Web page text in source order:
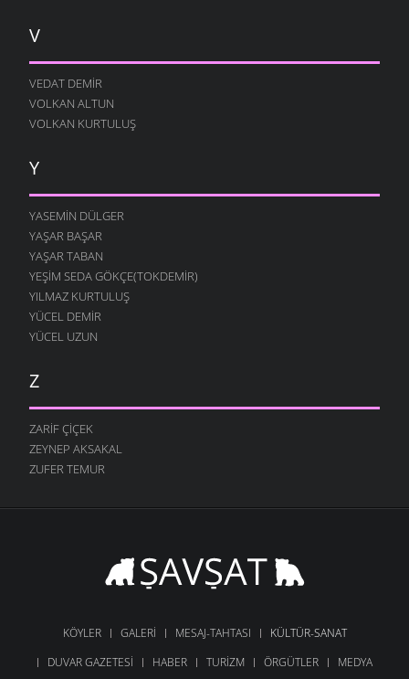
V
VEDAT DEMIR
VOLKAN ALTUN
VOLKAN KURTULUŞ
Y
YASEMIN DÜLGER
YAŞAR BAŞAR
YAŞAR TABAN
YEŞIM SEDA GÖKÇE(TOKDEMIR)
YILMAZ KURTULUŞ
YÜCEL DEMIR
YÜCEL UZUN
Z
ZARIF ÇIÇEK
ZEYNEP AKSAKAL
ZUFER TEMUR
KÖYLER GALERI MESAJ-TAHTASI
KÜLTÜR-SANAT
DUVAR GAZETESI
HABER TURIZM ÖRGÜTLER MEDYA